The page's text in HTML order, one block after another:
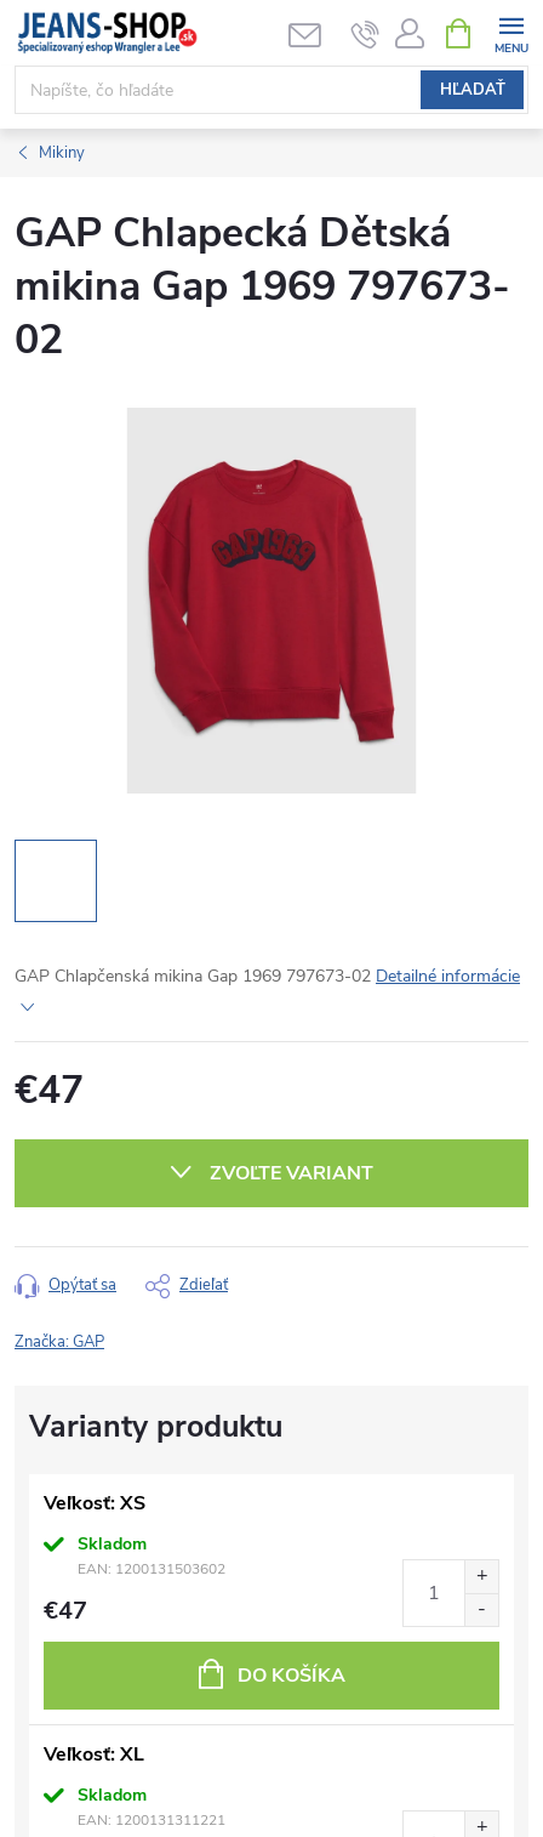
Prejsť
obsah
HĽADAŤ
KOŠÍK
Mikiny
GAP Chlapecká Dětská
mikina Gap 1969 797673-
02
GAP Chlapčenská mikina Gap 1969 797673-02 Detailné informácie
€47
ZVOĽTE VARIANT
Opýtať sa Zdieľať
Značka:GAP
Veľkosť: XS
Skladom
EAN: 1200131503602
€47
DO KOŠÍKA
Veľkosť: XL
Skladom
EAN: 1200131311221